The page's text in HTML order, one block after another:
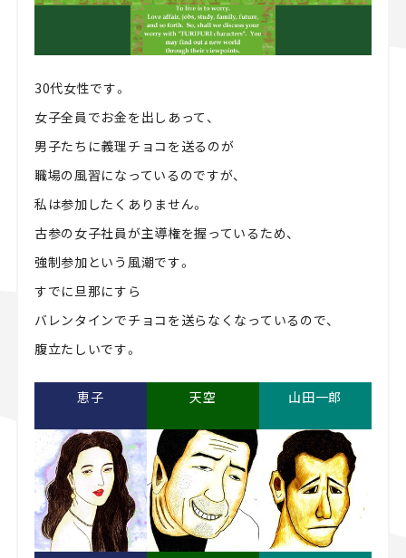
30代女性です。
女子全員でお金を出しあって、
男子たちに義理チョコを送るのが
職場の風習になっているのですが、
私は参加したくありません。
古参の女子社員が主導権を握っているため、
強制参加という風潮です。
すでに旦那にすら
バレンタインでチョコを送らなくなっているので、
腹立たしいです。
恵子 天空 山田一郎